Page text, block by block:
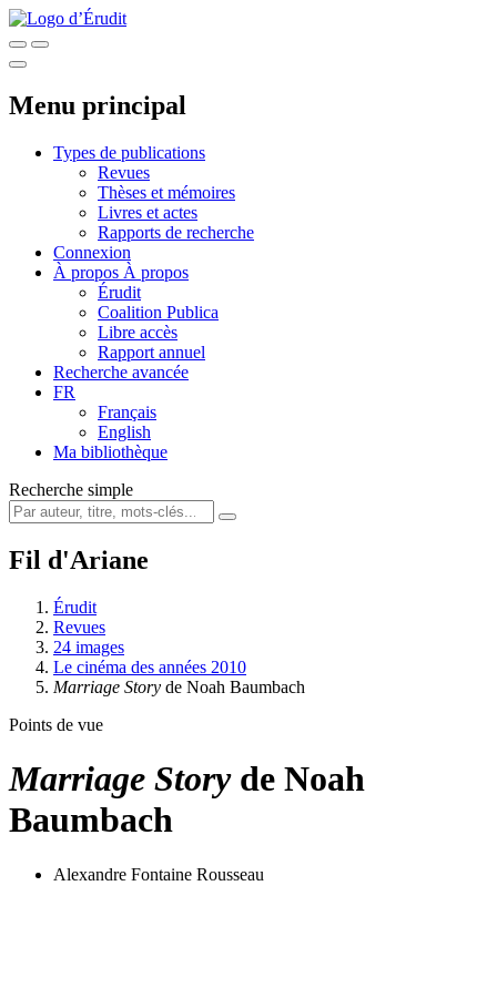
Menu principal
Types de publications
Revues
Thèses et mémoires
Livres et actes
Rapports de recherche
Connexion
À propos À propos
Érudit
Coalition Publica
Libre accès
Rapport annuel
Recherche avancée
FR
Français
English
Ma bibliothèque
Recherche simple
Fil d'Ariane
Érudit
Revues
24 images
Le cinéma des années 2010
Marriage Story de Noah Baumbach
Points de vue
Marriage Storyde Noah
Baumbach
Alexandre Fontaine Rousseau